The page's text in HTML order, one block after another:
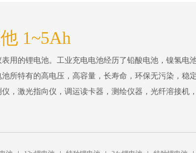
1~5Ah
用的锂电池。工业充电电池经历了铅酸电池，镍氢
所特有的高电压，高容量，长寿命，环保无污染，稳
，激光指向仪，调运读卡器，测绘仪器，光纤溶接